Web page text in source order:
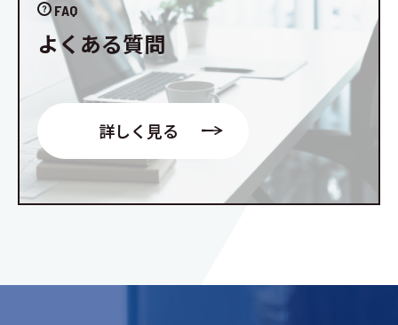
FAQ
よくある質問
詳しく見る